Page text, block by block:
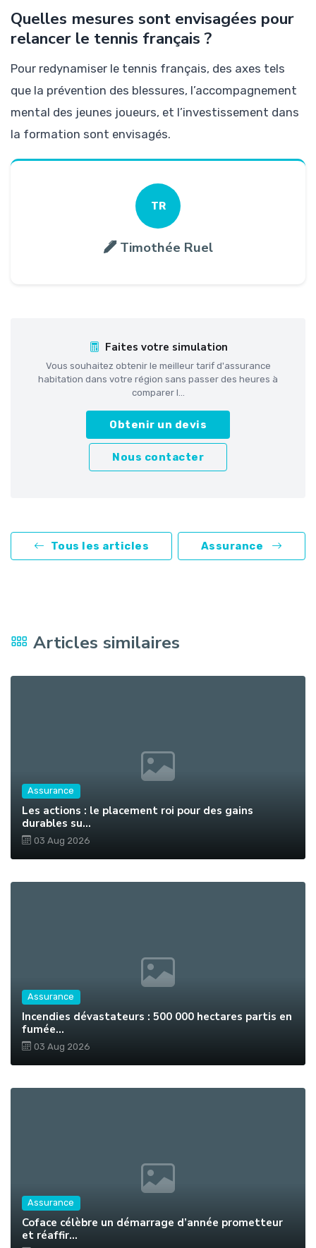
Quelles mesures sont envisagées pour
relancer le tennis français ?
Pour redynamiser le tennis français, des axes tels
que la prévention des blessures, l’accompagnement
mental des jeunes joueurs, et l’investissement dans
la formation sont envisagés.
TR
Timothée Ruel
Faites votre simulation
Vous souhaitez obtenir le meilleur tarif d'assurance
habitation dans votre région sans passer des heures à
comparer l...
Obtenir un devis
Nous contacter
Tous les articles Assurance
Articles similaires
Assurance
Les actions : le placement roi pour des gains
durables su...
03 Aug 2026
Assurance
Incendies dévastateurs : 500 000 hectares partis en
fumée...
03 Aug 2026
Assurance
Coface célèbre un démarrage d’année prometteur
et réaffir...